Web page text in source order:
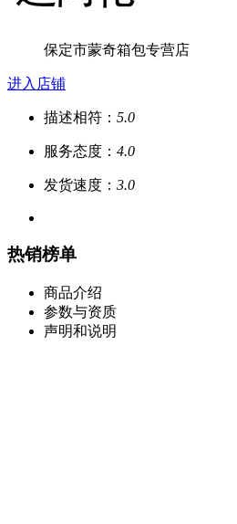
保定市蒙奇箱包专营店
进入店铺
描述相符： 5.0
服务态度： 4.0
发货速度： 3.0
热销榜单
商品介绍
参数与资质
声明和说明